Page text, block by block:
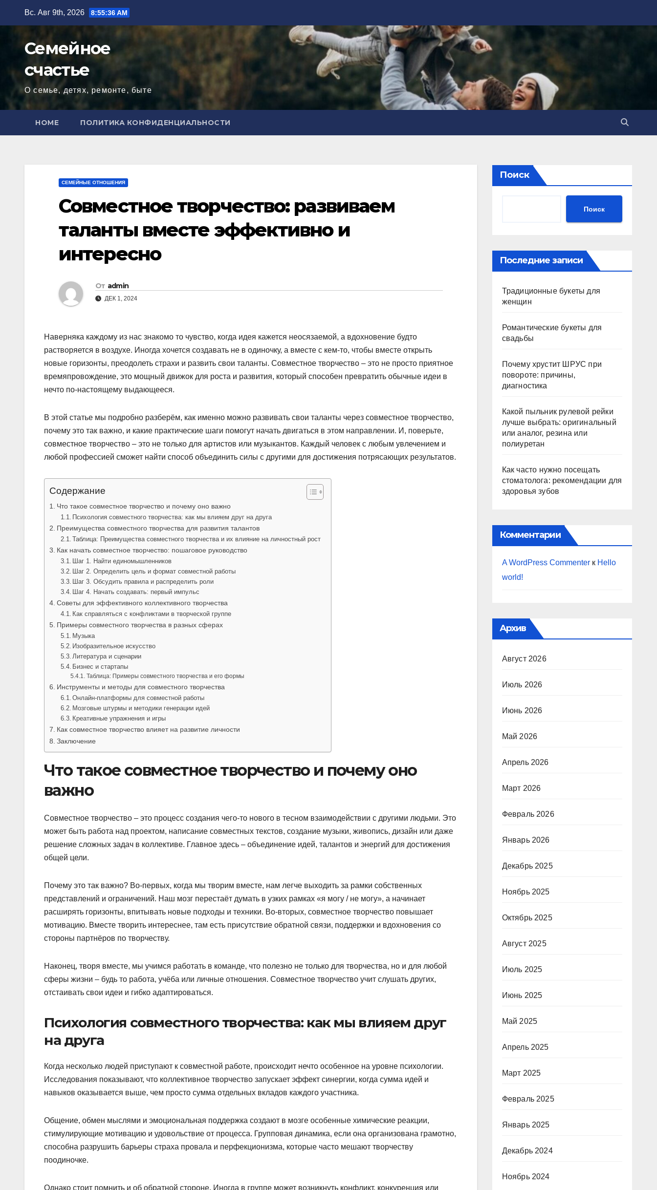
содержимому
Вс. Авг 9th, 2026 8:55:37 AM
Семейное
счастье
О семье, детях, ремонте, быте
HOME ПОЛИТИКА КОНФИДЕНЦИАЛЬНОСТИ
СЕМЕЙНЫЕ ОТНОШЕНИЯ
Совместное творчество: развиваем
таланты вместе эффективно и
интересно
От admin
ДЕК 1, 2024
Наверняка каждому из нас знакомо то чувство, когда идея кажется неосязаемой, а вдохновение будто
растворяется в воздухе. Иногда хочется создавать не в одиночку, а вместе с кем-то, чтобы вместе открыть
новые горизонты, преодолеть страхи и развить свои таланты. Совместное творчество – это не просто приятное
времяпровождение, это мощный движок для роста и развития, который способен превратить обычные идеи в
нечто по-настоящему выдающееся.
В этой статье мы подробно разберём, как именно можно развивать свои таланты через совместное творчество,
почему это так важно, и какие практические шаги помогут начать двигаться в этом направлении. И, поверьте,
совместное творчество – это не только для артистов или музыкантов. Каждый человек с любым увлечением и
любой профессией сможет найти способ объединить силы с другими для достижения потрясающих результатов.
Содержание
Что такое совместное творчество и почему оно важно
Психология совместного творчества: как мы влияем друг на друга
Преимущества совместного творчества для развития талантов
Таблица: Преимущества совместного творчества и их влияние на личностный рост
Как начать совместное творчество: пошаговое руководство
Шаг 1. Найти единомышленников
Шаг 2. Определить цель и формат совместной работы
Шаг 3. Обсудить правила и распределить роли
Шаг 4. Начать создавать: первый импульс
Советы для эффективного коллективного творчества
Как справляться с конфликтами в творческой группе
Примеры совместного творчества в разных сферах
Музыка
Изобразительное искусство
Литература и сценарии
Бизнес и стартапы
Таблица: Примеры совместного творчества и его формы
Инструменты и методы для совместного творчества
Онлайн-платформы для совместной работы
Мозговые штурмы и методики генерации идей
Креативные упражнения и игры
Как совместное творчество влияет на развитие личности
Заключение
Что такое совместное творчество и почему оно
важно
Совместное творчество – это процесс создания чего-то нового в тесном взаимодействии с другими людьми. Это
может быть работа над проектом, написание совместных текстов, создание музыки, живопись, дизайн или даже
решение сложных задач в коллективе. Главное здесь – объединение идей, талантов и энергий для достижения
общей цели.
Почему это так важно? Во-первых, когда мы творим вместе, нам легче выходить за рамки собственных
представлений и ограничений. Наш мозг перестаёт думать в узких рамках «я могу / не могу», а начинает
расширять горизонты, впитывать новые подходы и техники. Во-вторых, совместное творчество повышает
мотивацию. Вместе творить интереснее, там есть присутствие обратной связи, поддержки и вдохновения со
стороны партнёров по творчеству.
Наконец, творя вместе, мы учимся работать в команде, что полезно не только для творчества, но и для любой
сферы жизни – будь то работа, учёба или личные отношения. Совместное творчество учит слушать других,
отстаивать свои идеи и гибко адаптироваться.
Психология совместного творчества: как мы влияем друг
на друга
Когда несколько людей приступают к совместной работе, происходит нечто особенное на уровне психологии.
Исследования показывают, что коллективное творчество запускает эффект синергии, когда сумма идей и
навыков оказывается выше, чем просто сумма отдельных вкладов каждого участника.
Общение, обмен мыслями и эмоциональная поддержка создают в мозге особенные химические реакции,
стимулирующие мотивацию и удовольствие от процесса. Групповая динамика, если она организована грамотно,
способна разрушить барьеры страха провала и перфекционизма, которые часто мешают творчеству
поодиночке.
Однако стоит помнить и об обратной стороне. Иногда в группе может возникнуть конфликт, конкуренция или
Поиск
Поиск
Последние записи
Традиционные букеты для
женщин
Романтические букеты для
свадьбы
Почему хрустит ШРУС при
повороте: причины,
диагностика
Какой пыльник рулевой рейки
лучше выбрать: оригинальный
или аналог, резина или
полиуретан
Как часто нужно посещать
стоматолога: рекомендации для
здоровья зубов
Комментарии
A WordPress Commenterк Hello
world!
Архив
Август 2026
Июль 2026
Июнь 2026
Май 2026
Апрель 2026
Март 2026
Февраль 2026
Январь 2026
Декабрь 2025
Ноябрь 2025
Октябрь 2025
Август 2025
Июль 2025
Июнь 2025
Май 2025
Апрель 2025
Март 2025
Февраль 2025
Январь 2025
Декабрь 2024
Ноябрь 2024